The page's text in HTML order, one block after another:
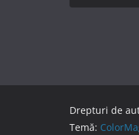
Drepturi de
Temă: